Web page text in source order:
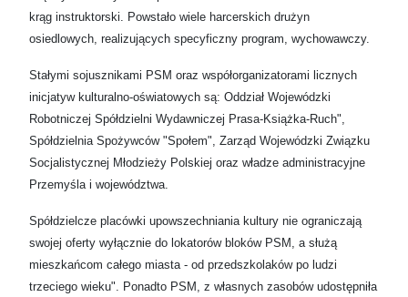
krąg instruktorski. Powstało wiele harcerskich drużyn
osiedlowych, realizujących specyficzny program, wychowawczy.
Stałymi sojusznikami PSM oraz współorganizatorami licznych
inicjatyw kulturalno-oświatowych są: Oddział Wojewódzki
Robotniczej Spółdzielni Wydawniczej Prasa-Książka-Ruch",
Spółdzielnia Spożywców "Społem", Zarząd Wojewódzki Związku
Socjalistycznej Młodzieży Polskiej oraz władze administracyjne
Przemyśla i województwa.
Spółdzielcze placówki upowszechniania kultury nie ograniczają
swojej oferty wyłącznie do lokatorów bloków PSM, a służą
mieszkańcom całego miasta - od przedszkolaków po ludzi
trzeciego wieku". Ponadto PSM, z własnych zasobów udostępniła